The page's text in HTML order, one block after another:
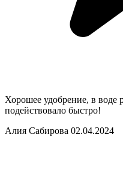
Хорошее удобрение, в воде
подействовало быстро!
Алия Сабирова 02.04.2024